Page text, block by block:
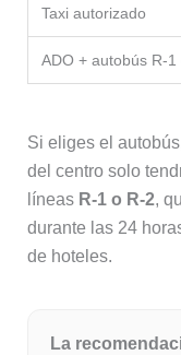
Taxi autorizado
ADO + autobús R-1
Si eliges el
del centro solo
líneas R-1 o R-2,
durante las 24
de hoteles.
La